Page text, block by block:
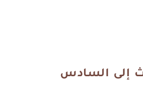
إلى السادس